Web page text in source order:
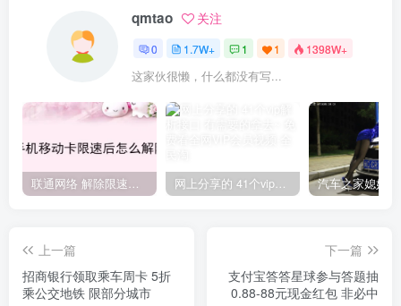
qmtao 关注
0 1.7W+ 1 1 1398W+
这家伙很懒，什么都没有写...
联通网络 解除限速方法参考！畅享、畅玩、老白干等及其它地区自测了 网上分享的 41个vip解析接口 有需要的拿去~ 免费看全网VIP会员视频
上一篇
招商银行领取乘车周卡 5折
乘公交地铁 限部分城市
下一篇
支付宝答答星球参与答题抽
0.88-88元现金红包 非必中